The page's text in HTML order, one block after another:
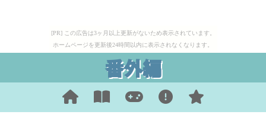
[PR] この広告は3ヶ月以上更新がないため表示されています。
ホームページを更新後24時間以内に表示されなくなります。
番外編